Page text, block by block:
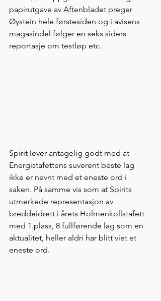
papirutgave av Aftenbladet preger
Øystein hele førstesiden og i avisens
magasindel følger en seks siders
reportasje om testløp etc.
Spirit lever antagelig godt med at
Energistafettens suverent beste lag
ikke er nevnt med et eneste ord i
saken. På samme vis som at Spirits
utmerkede representasjon av
breddeidrett i årets Holmenkollstafett
med 1.plass, 8 fullførende lag som en
aktualitet, heller aldri har blitt viet et
eneste ord.